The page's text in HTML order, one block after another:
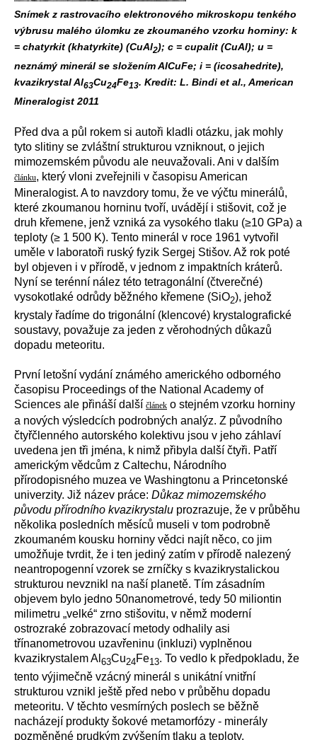
Snímek z rastrovacího elektronového mikroskopu tenkého
výbrusu malého úlomku ze zkoumaného vzorku horniny: k
= chatyrkit (khatyrkite) (CuAl2); c = cupalit (CuAl); u =
neznámý minerál se složením AlCuFe; i = (icosahedrite),
kvazikrystal Al63Cu24Fe13. Kredit: L. Bindi et al., American
Mineralogist 2011
Před dva a půl rokem si autoři kladli otázku, jak mohly
tyto slitiny se zvláštní strukturou vzniknout, o jejich
mimozemském původu ale neuvažovali. Ani v dalším
článku, který vloni zveřejnili v časopisu American
Mineralogist. A to navzdory tomu, že ve výčtu minerálů,
které zkoumanou horninu tvoří, uvádějí i stišovit, což je
druh křemene, jenž vzniká za vysokého tlaku (≥10 GPa) a
teploty (≥ 1 500 K). Tento minerál v roce 1961 vytvořil
uměle v laboratoři ruský fyzik Sergej Stišov. Až rok poté
byl objeven i v přírodě, v jednom z impaktních kráterů.
Nyní se terénní nález této tetragonální (čtverečné)
vysokotlaké odrůdy běžného křemene (SiO2), jehož
krystaly řadíme do trigonální (klencové) krystalografické
soustavy, považuje za jeden z věrohodných důkazů
dopadu meteoritu.
První letošní vydání známého amerického odborného
časopisu Proceedings of the National Academy of
Sciences ale přináší další článek o stejném vzorku horniny
a nových výsledcích podrobných analýz. Z původního
čtyřčlenného autorského kolektivu jsou v jeho záhlaví
uvedena jen tři jména, k nimž přibyla další čtyři. Patří
americkým vědcům z Caltechu, Národního
přírodopisného muzea ve Washingtonu a Princetonské
univerzity. Již název práce: Důkaz mimozemského
původu přírodního kvazikrystalu prozrazuje, že v průběhu
několika posledních měsíců museli v tom podrobně
zkoumaném kousku horniny vědci najít něco, co jim
umožňuje tvrdit, že i ten jediný zatím v přírodě nalezený
neantropogenní vzorek se zrníčky s kvazikrystalickou
strukturou nevznikl na naší planetě. Tím zásadním
objevem bylo jedno 50nanometrové, tedy 50 miliontin
milimetru „velké“ zrno stišovitu, v němž moderní
ostrozraké zobrazovací metody odhalily asi
třínanometrovou uzavřeninu (inkluzi) vyplněnou
kvazikrystalem Al 63Cu24Fe13. To vedlo k předpokladu, že
tento výjimečně vzácný minerál s unikátní vnitřní
strukturou vznikl ještě před nebo v průběhu dopadu
meteoritu. V těchto vesmírných poslech se běžně
nacházejí produkty šokové metamorfózy - minerály
pozměněné prudkým zvýšením tlaku a teploty.